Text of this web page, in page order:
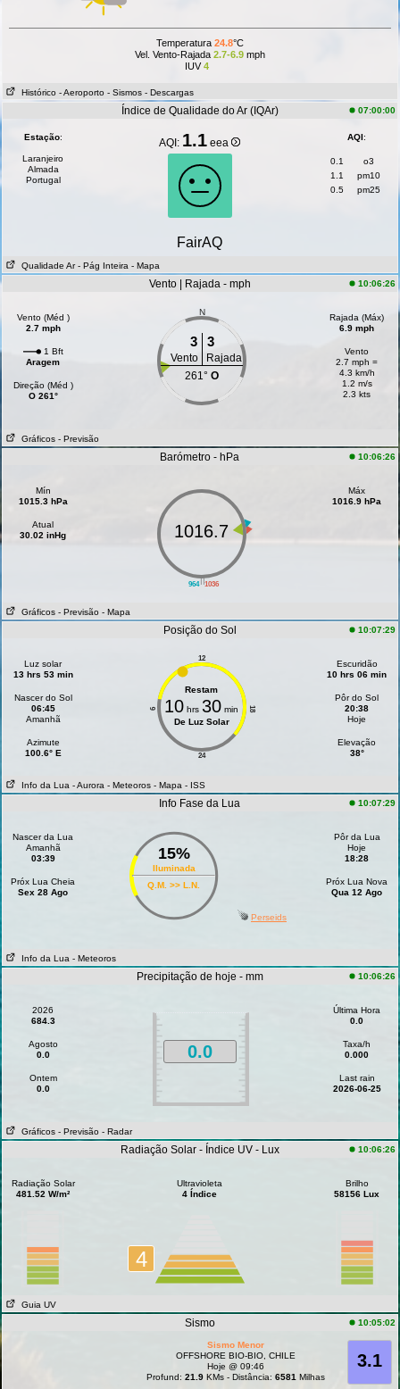
Temperatura 24.8°C
Vel. Vento-Rajada 2.7-6.9mph
IUV4
Histórico - Aeroporto - Sismos - Descargas
Índice de Qualidade do Ar (IQAr) 07:00:00
Estação:
Laranjeiro
Almada
Portugal
AQI: 1.1 eea AQI:
0.1
o3
1.1
pm10
0.5
pm25
FairAQ
Qualidade Ar - Pág Inteira - Mapa
Vento | Rajada - mph 10:06:26
Vento (Méd )
2.7 mph
1 Bft
Aragem
Direção (Méd )
O 261°
N
3 3
Vento
Rajada
261° O
Rajada (Máx)
6.9 mph
Vento
2.7 mph =
4.3 km/h
1.2 m/s
2.3 kts
Gráficos - Previsão
Barómetro - hPa 10:06:26
Mín
1015.3 hPa
Atual
30.02 inHg
||
964 1036
1016.7
Máx
1016.9 hPa
Gráficos - Previsão - Mapa
Posição do Sol 10:07:29
Luz solar
13 hrs 53 min
Nascer do Sol
06:45
Amanhã
Azimute
100.6° E
12
24
6 18
Restam
10 hrs 30 min
De Luz Solar
Escuridão
10 hrs 06 min
Pôr do Sol
20:38
Hoje
Elevação
38°
Info da Lua - Aurora - Meteoros - Mapa - ISS
Info Fase da Lua 10:07:29
Nascer da Lua
Amanhã
03:39
Próx Lua Cheia
Sex 28 Ago
15%
Iluminada
Q.M. >> L.N.
Pôr da Lua
Hoje
18:28
Próx Lua Nova
Qua 12 Ago
Perseids
Info da Lua - Meteoros
Precipitação de hoje - mm 10:06:26
2026
684.3
Agosto
0.0
Ontem
0.0
0.0
Última Hora
0.0
Taxa/h
0.000
Last rain
2026-06-25
Gráficos - Previsão - Radar
Radiação Solar - Índice UV - Lux 10:06:26
Radiação Solar
481.52 W/m²
Ultravioleta
4 Índice
4
Brilho
58156 Lux
Guia UV
Sismo 10:05:02
3.1
Sismo Menor
OFFSHORE BIO-BIO, CHILE
Hoje @ 09:46
Profund: 21.9KMs - Distância: 6581 Milhas